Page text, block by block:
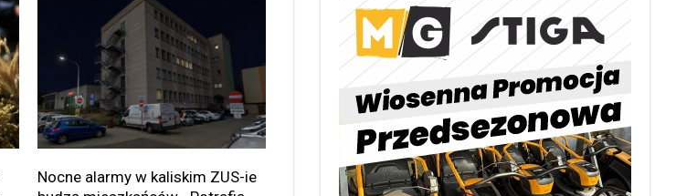
Nocne alarmy w kaliskim ZUS-ie